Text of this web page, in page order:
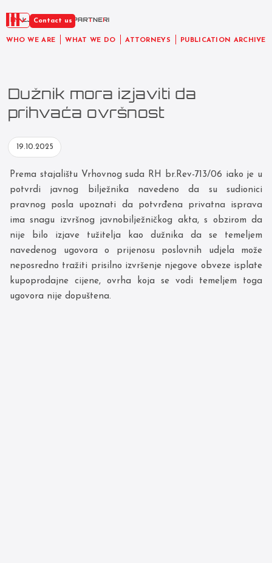
WHO WE ARE WHAT WE DO ATTORNEYS PUBLICATION ARCHIVE
EN Contact us
Dužnik mora izjaviti da
prihvaća ovršnost
19.10.2025
Prema stajalištu Vrhovnog suda RH br.Rev-713/06 iako je u
potvrdi javnog bilježnika navedeno da su sudionici
pravnog posla upoznati da potvrđena privatna isprava
ima snagu izvršnog javnobilježničkog akta, s obzirom da
nije bilo izjave tužitelja kao dužnika da se temeljem
navedenog ugovora o prijenosu poslovnih udjela može
neposredno tražiti prisilno izvršenje njegove obveze isplate
kupoprodajne cijene, ovrha koja se vodi temeljem toga
ugovora nije dopuštena.